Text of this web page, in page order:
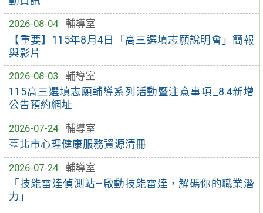
2026-08-04
輔導室
【重要】115年8月4日「高三選填志願說明會」簡報
與影片
2026-08-03
輔導室
115高三選填志願輔導系列活動暨注意事項_8.4新增
公告預約網址
2026-07-24
輔導室
臺北市心理健康服務資源清冊
2026-07-24
輔導室
「技能雷達偵測站—啟動技能雷達，解碼你的職業潛
力」